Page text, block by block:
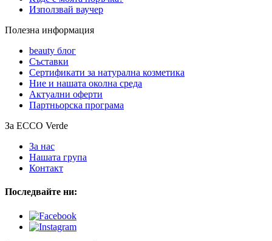
Използвай ваучер
Полезна информация
beauty блог
Съставки
Сертификати за натурална козметика
Ние и нашата околна среда
Актуални оферти
Партньорска програма
За ECCO Verde
За нас
Нашата група
Контакт
Последвайте ни: